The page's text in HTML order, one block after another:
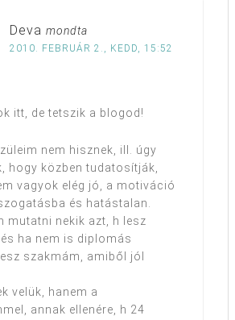
Deva mondta
2010. FEBRUÁR 2., KEDD, 15:52
itt, de tetszik a blogod!
nem hisznek, ill. úgy
hogy közben tudatosítják,
vagyok elég jó, a motiváció
és hatástalan.
mutatni nekik azt, h lesz
ha nem is diplomás
szakmám, amiből jól
velük, hanem a
annak ellenére, h 24